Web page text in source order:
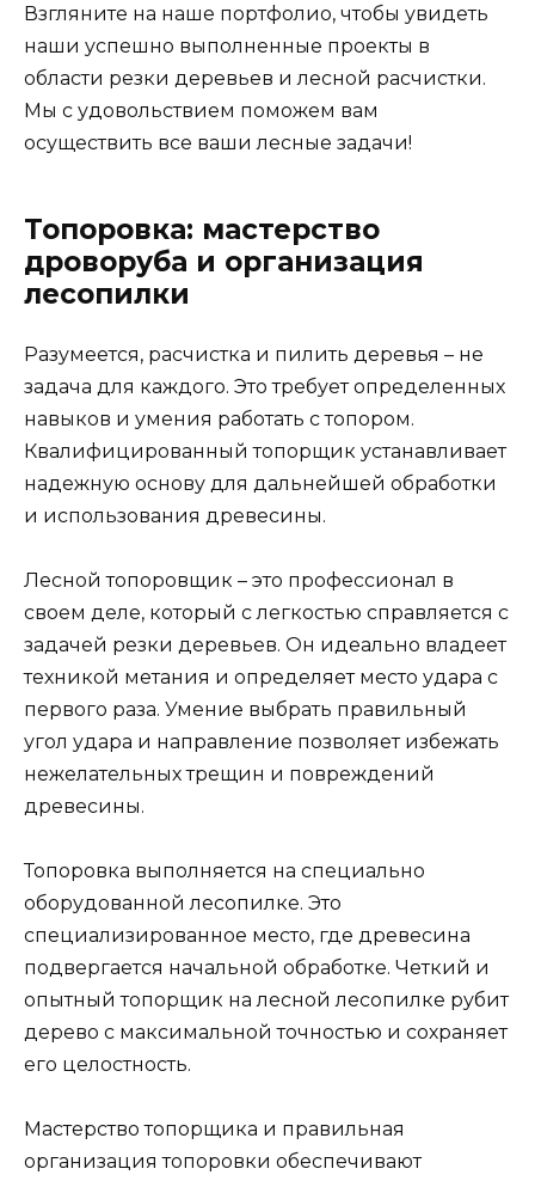
Взгляните на наше портфолио, чтобы увидеть
наши успешно выполненные проекты в
области резки деревьев и лесной расчистки.
Мы с удовольствием поможем вам
осуществить все ваши лесные задачи!
Топоровка: мастерство
дроворуба и организация
лесопилки
Разумеется, расчистка и пилить деревья – не
задача для каждого. Это требует определенных
навыков и умения работать с топором.
Квалифицированный топорщик устанавливает
надежную основу для дальнейшей обработки
и использования древесины.
Лесной топоровщик – это профессионал в
своем деле, который с легкостью справляется с
задачей резки деревьев. Он идеально владеет
техникой метания и определяет место удара с
первого раза. Умение выбрать правильный
угол удара и направление позволяет избежать
нежелательных трещин и повреждений
древесины.
Топоровка выполняется на специально
оборудованной лесопилке. Это
специализированное место, где древесина
подвергается начальной обработке. Четкий и
опытный топорщик на лесной лесопилке рубит
дерево с максимальной точностью и сохраняет
его целостность.
Мастерство топорщика и правильная
организация топоровки обеспечивают